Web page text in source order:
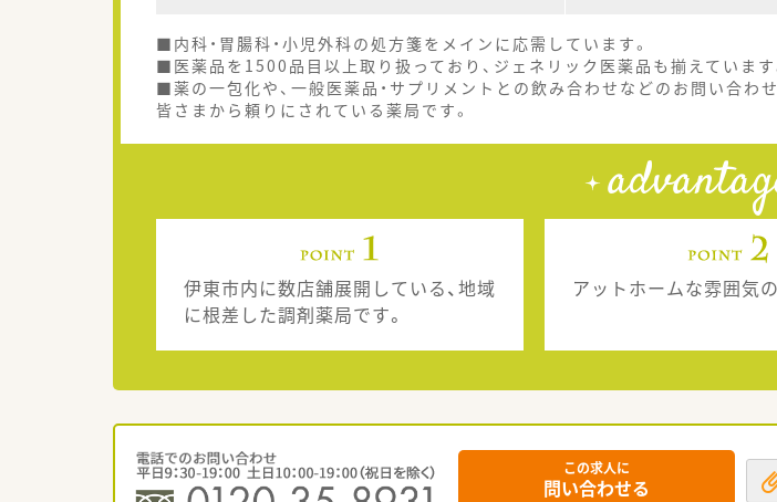
■内科・胃腸科・小児外科の処方箋をメインに応需しています。
■医薬品を1500品目以上取り扱っており、ジェネリック医薬品も揃えています
■薬の一包化や、一般医薬品・サプリメントとの飲み合わせなどのお問い合わ
皆さまから頼りにされている薬局です。
伊東市内に数店舗展開している、地域
に根差した調剤薬局です。
アットホームな雰囲気
この求人に
問い合わせる